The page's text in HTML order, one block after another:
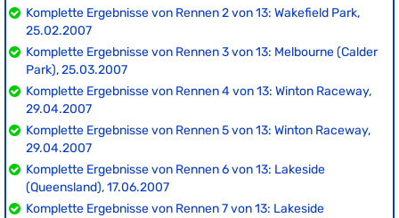
Komplette Ergebnisse von Rennen 2 von 13: Wakefield Park,
25.02.2007
Komplette Ergebnisse von Rennen 3 von 13: Melbourne (Calder
Park), 25.03.2007
Komplette Ergebnisse von Rennen 4 von 13: Winton Raceway,
29.04.2007
Komplette Ergebnisse von Rennen 5 von 13: Winton Raceway,
29.04.2007
Komplette Ergebnisse von Rennen 6 von 13: Lakeside
(Queensland), 17.06.2007
Komplette Ergebnisse von Rennen 7 von 13: Lakeside